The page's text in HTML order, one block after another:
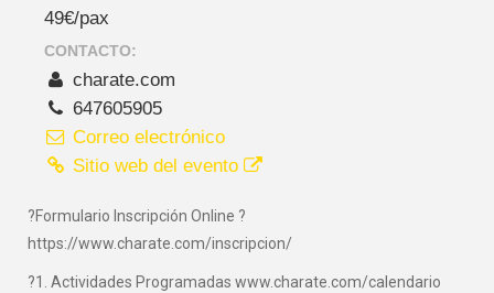
49€/pax
CONTACTO:
charate.com
647605905
Correo electrónico
Sitio web del evento
?Formulario Inscripción Online ?
https://www.charate.com/inscripcion/
?1. Actividades Programadas www.charate.com/calendario